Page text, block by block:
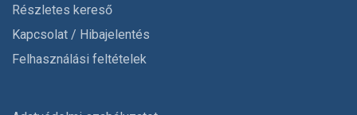
Részletes kereső
Kapcsolat / Hibajelentés
Felhasználási feltételek